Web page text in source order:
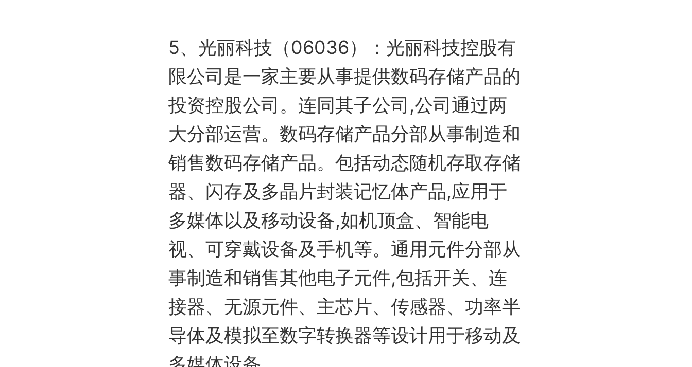
5、光丽科技（06036）：光丽科技控股有
限公司是一家主要从事提供数码存储产品的
投资控股公司。连同其子公司,公司通过两
大分部运营。数码存储产品分部从事制造和
销售数码存储产品。包括动态随机存取存储
器、闪存及多晶片封装记忆体产品,应用于
多媒体以及移动设备,如机顶盒、智能电
视、可穿戴设备及手机等。通用元件分部从
事制造和销售其他电子元件,包括开关、连
接器、无源元件、主芯片、传感器、功率半
导体及模拟至数字转换器等设计用于移动及